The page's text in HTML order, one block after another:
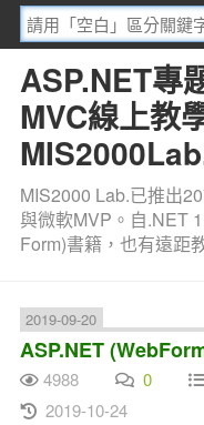
ASP.NET專
MVC線上教
MIS2000 Lab.已推出
與微軟MVP。自.NET
Form)書籍，也有遠距
2019-09-20
ASP.NET
4988 0
2019-10-24